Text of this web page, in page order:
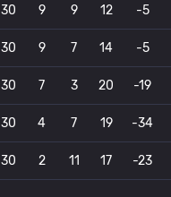
30 9 9 12 -5
30 9 7 14 -5
30 7 3 20 -19
30 4 7 19 -34
30 2 11 17 -23